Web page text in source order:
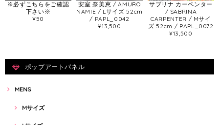
※必ずこちらをご確認
下さい※
¥50
安室 奈美恵 / AMURO
NAMIE / Lサイズ 52cm
/ PAPL_0042
¥13,500
サブリナ カーペンター
/ SABRINA
CARPENTER / Mサイ
ズ 52cm / PAPL_0072
¥13,500
ポップアートパネル
MENS
Mサイズ